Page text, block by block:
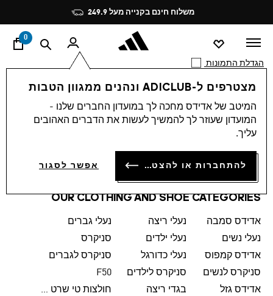
Pause
promotion
rotation
משלוח חינם בקנייה מעל 249.9
0
מצטרפים ל-ADICLUB ונהנים ממגוון הטבות
המיטב של אדידס מחכה לך במועדון החברים שלנו -
המועדון שעוזר לך להמשיך לעשות את הדברים האהובים
עליך.
להתחברות או להצטרפות אפשר לסגור
הגדלת התמונות
0 תוצאות
MEN
WOMEN
KIDS
OUR CLOTHING AND SHOE CATEGORIES
אדידס סמבה נעלי ריצה
נעלי גברים
נעלי נשים
נעלי ילדים
סניקרס
אדידס קמפוס
נעלי כדורגל
סניקרס לגברים
סניקרס לנשים
סניקרס לילדים
F50
אדידס גזל
בגדי ריצה
חולצות טי שרט לגברים